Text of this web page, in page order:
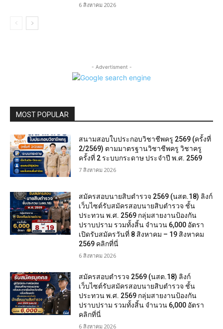
6 สิงหาคม 2026
- Advertisment -
MOST POPULAR
สนามสอบใบประกอบวิชาชีพครู 2569 (ครั้งที่
2/2569) ตามมาตรฐานวิชาชีพครู วิชาครู
ครั้งที่ 2 ระบบกระดาษ ประจำปี พ.ศ. 2569
7 สิงหาคม 2026
สมัครสอบนายสิบตำรวจ 2569 (นสต.18) ลิงก์
เว็บไซต์รับสมัครสอบนายสิบตำรวจ ชั้น
ประทวน พ.ศ. 2569 กลุ่มสายงานป้องกัน
ปราบปราม รวมทั้งสิ้น จำนวน 6,000 อัตรา
เปิดรับสมัครวันที่ 8 สิงหาคม – 19 สิงหาคม
2569 คลิกที่นี่
6 สิงหาคม 2026
สมัครสอบตํารวจ 2569 (นสต.18) ลิงก์
เว็บไซต์รับสมัครสอบนายสิบตำรวจ ชั้น
ประทวน พ.ศ. 2569 กลุ่มสายงานป้องกัน
ปราบปราม รวมทั้งสิ้น จำนวน 6,000 อัตรา
คลิกที่นี่
6 สิงหาคม 2026